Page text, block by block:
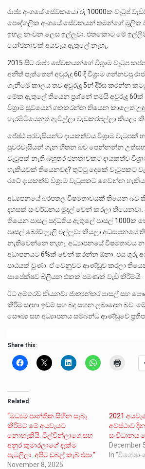
රාජ්‍ය අංශයේ සේවකයෝ රු 10000ක වැටුප්
පෞද්ගලික අංශයේ සේවකයන් තමන්ගේ මූලික
ඉහළ නංවන ලෙස ඉල්ලුවා. එතකොට මේ
යෝජනාවක් අයවැය ඇතුලේ නැහැ.
2015 සිට රාජ්‍ය සේවකයන්ගේ විශ්‍රාම වැටුප
අනිත් පැත්තෙන් අවුරුදු 60 දී විශ්‍රාම ගන්නවපු
ගැනීමේ කාලය තව අවුරුදු 5න් දීර්ඝ කරන්න
මේක ඇතුලේ තියෙන ප්‍රශ්නේ තමයි අවුරුදු
විශ්‍රාම සුවයෙන් ගතකරන්න තියෙන කාලෙත්
හැරමිටියෙනුත් ඇවිල්ලා වැඩකරපල්ලා කියලා
ජේෂ්ඨ පුරවැසියන්ට දායකත්වය විශ්‍රාම වැටුපක්
පුවරවැසියන් ගැන හිතන බව පෙන්නන්න උත්සහ
වැටුපක් නැති බහුතර ජනතාවකට දායකත්ව
හැකියවක් තියෙනවද? තුට්ටු දෙකේ වැටුපකට
රටේ දායකත්ව විශ්‍රාම වැටුපකට ගෙවන්න
අධ්‍යපනයේ බරපතල විෂමතාවයක් තියෙන බව
දහසක් සංවර්ධනය මුදල් වෙන් කරලා තියෙනවා.
තියෙන පාසල් පද්ධතිය ඇතුලේ පාසල් 1000ක්
පාසල් බෝඩ් ලෑලි එල්ලුවා කියලා අධ්‍යාපනයේ
නැතිවෙන්නෙ නැහැ. අධ්‍යාපනයේ විෂමතාවය
අධාපනයට 6%ක් වෙන් කරන්න ඕනා. එය ගුරු
පාඨයක් වුණා. ඒ වෙනුවට ආණ්ඩුව කරලා
සාපේක්ෂව බිලියන එකක් පමණක් වැඩි කිරීමයි.
ඊට අමතරව කියනවා ජාත්‍යන්තර පාසල් සහ
කිරීම සඳහා ඉඩම් සහ බදු සහන ලබාදෙන බව.
සෞඛ්‍ය සහ අධ්‍යාපනය සම්බන්ධ ආණ්ඩුවේ
Share this:
Related
“මධ්‍යම පාන්තික සිහින සැබෑ
කිරීමට මේ අයවැයට
නොහැකියි. ටිල්වින්ලාගෙ සහ
අනුර කුමාරලාගේ දැක්ම
පැටලිලා. අපිට ඩබල් කැබ් එපා.“
November 8, 2025
2021
අවස්ථාව
සංවිධානය
December
In